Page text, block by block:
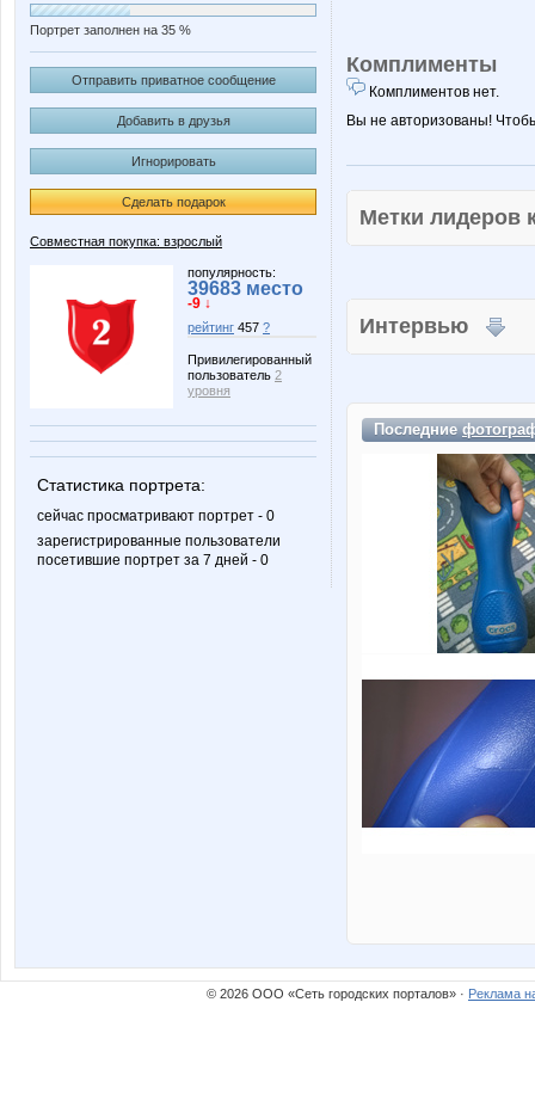
Портрет заполнен на 35 %
Отправить приватное сообщение
Добавить в друзья
Игнорировать
Сделать подарок
Совместная покупка: взрослый
популярность:
39683 место
-9 ↓
рейтинг 457 ?
Привилегированный
пользователь 2
уровня
Статистика портрета:
сейчас просматривают портрет - 0
зарегистрированные пользователи
посетившие портрет за 7 дней - 0
Комплименты
Комплиментов нет.
Вы не авторизованы!
Метки
Интервью
Последние
© 2026 ООО «Сеть городских порталов» · Реклама